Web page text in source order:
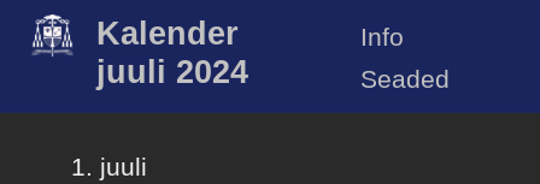
Kalender
juuli 2024
Info
Seaded
1. juuli